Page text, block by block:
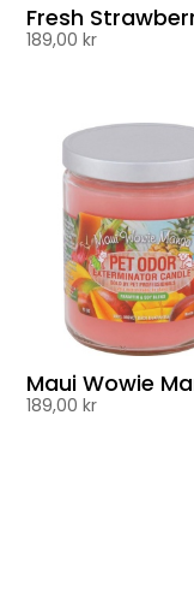
Fresh
189,00kr
Maui Wowie
189,00kr